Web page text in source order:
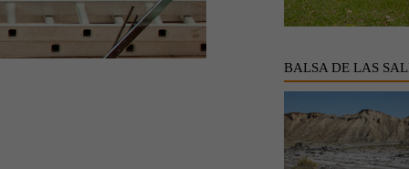
BALSA DE LAS